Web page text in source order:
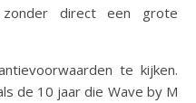
direct een grote
te kijken.
de 10 jaar die Wave by M